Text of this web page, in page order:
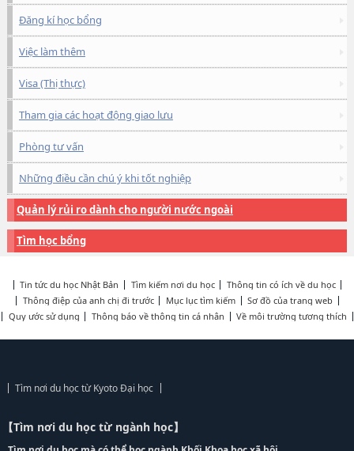
Đăng kí học bổng
Việc làm thêm
Visa (Thị thực)
Tham gia các hoạt động giao lưu
Phòng tư vấn
Những điều cần chú ý khi tốt nghiệp
Quản lý rủi ro dành cho người nước ngoài
Tìm học bổng
Tin tức du học Nhật Bản Tìm kiếm nơi du học
Thông tin có ích về du học
Thông điệp của anh chị đi trước
Mục lục tìm kiếm
Sơ đồ của trang web
Quy ước sử dụng
Thông báo về thông tin cá nhân Về môi trường tương thích
Tìm nơi du học từ Kyoto Đại học
【Tìm nơi du học từ ngành học】